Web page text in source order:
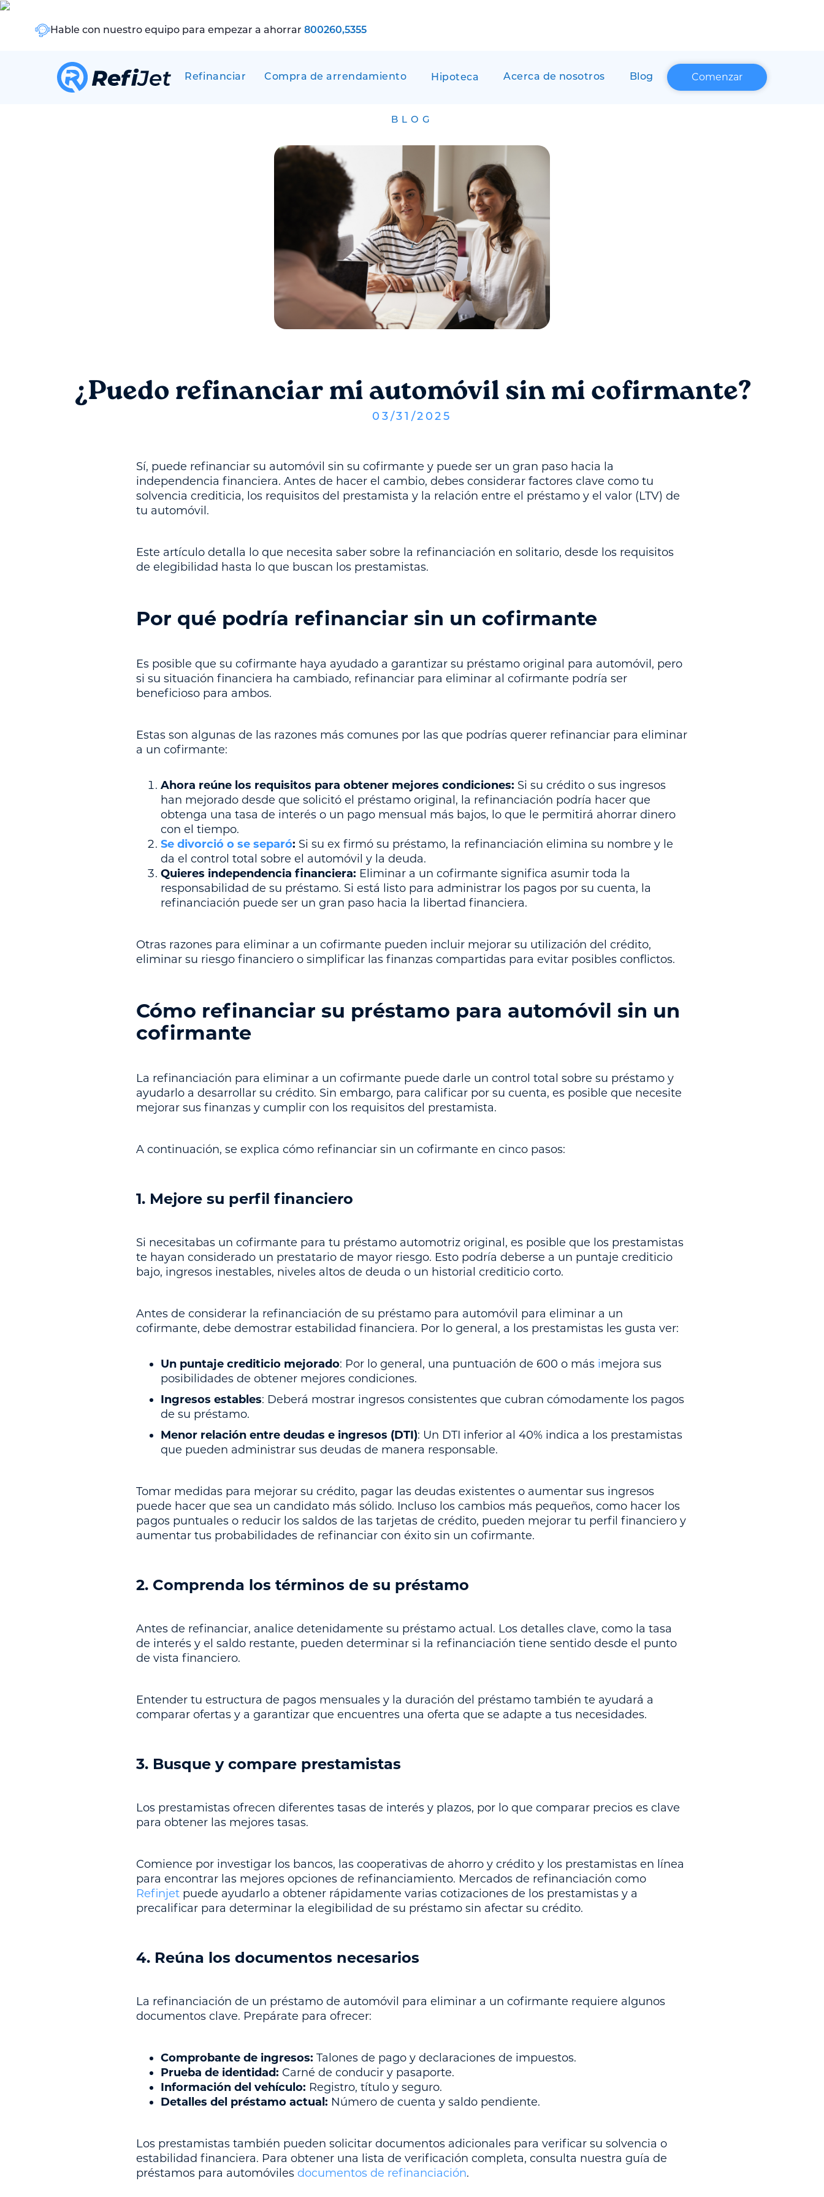
Hable con nuestro equipo para empezar a ahorrar 800260,5355
Refinanciar Compra de arrendamiento Hipoteca Acerca de nosotros Blog Comenzar
BLOG
¿Puedo refinanciar mi automóvil sin mi cofirmante?
03 /31 /2025
Sí, puede refinanciar su automóvil sin su cofirmante y puede ser un gran paso hacia la
independencia financiera. Antes de hacer el cambio, debes considerar factores clave como tu
solvencia crediticia, los requisitos del prestamista y la relación entre el préstamo y el valor (LTV) de
tu automóvil.
Este artículo detalla lo que necesita saber sobre la refinanciación en solitario, desde los requisitos
de elegibilidad hasta lo que buscan los prestamistas.
Por qué podría refinanciar sin un cofirmante
Es posible que su cofirmante haya ayudado a garantizar su préstamo original para automóvil, pero
si su situación financiera ha cambiado, refinanciar para eliminar al cofirmante podría ser
beneficioso para ambos.
Estas son algunas de las razones más comunes por las que podrías querer refinanciar para eliminar
a un cofirmante:
Ahora reúne los requisitos para obtener mejores condiciones: Si su crédito o sus ingresos
han mejorado desde que solicitó el préstamo original, la refinanciación podría hacer que
obtenga una tasa de interés o un pago mensual más bajos, lo que le permitirá ahorrar dinero
con el tiempo.
Se divorció o se separó: Si su ex firmó su préstamo, la refinanciación elimina su nombre y le
da el control total sobre el automóvil y la deuda.
Quieres independencia financiera: Eliminar a un cofirmante significa asumir toda la
responsabilidad de su préstamo. Si está listo para administrar los pagos por su cuenta, la
refinanciación puede ser un gran paso hacia la libertad financiera.
Otras razones para eliminar a un cofirmante pueden incluir mejorar su utilización del crédito,
eliminar su riesgo financiero o simplificar las finanzas compartidas para evitar posibles conflictos.
Cómo refinanciar su préstamo para automóvil sin un
cofirmante
La refinanciación para eliminar a un cofirmante puede darle un control total sobre su préstamo y
ayudarlo a desarrollar su crédito. Sin embargo, para calificar por su cuenta, es posible que necesite
mejorar sus finanzas y cumplir con los requisitos del prestamista.
A continuación, se explica cómo refinanciar sin un cofirmante en cinco pasos:
1. Mejore su perfil financiero
Si necesitabas un cofirmante para tu préstamo automotriz original, es posible que los prestamistas
te hayan considerado un prestatario de mayor riesgo. Esto podría deberse a un puntaje crediticio
bajo, ingresos inestables, niveles altos de deuda o un historial crediticio corto.
Antes de considerar la refinanciación de su préstamo para automóvil para eliminar a un
cofirmante, debe demostrar estabilidad financiera. Por lo general, a los prestamistas les gusta ver:
Un puntaje crediticio mejorado: Por lo general, una puntuación de 600 o más imejora sus
posibilidades de obtener mejores condiciones.
Ingresos estables: Deberá mostrar ingresos consistentes que cubran cómodamente los pagos
de su préstamo.
Menor relación entre deudas e ingresos (DTI): Un DTI inferior al 40% indica a los prestamistas
que pueden administrar sus deudas de manera responsable.
Tomar medidas para mejorar su crédito, pagar las deudas existentes o aumentar sus ingresos
puede hacer que sea un candidato más sólido. Incluso los cambios más pequeños, como hacer los
pagos puntuales o reducir los saldos de las tarjetas de crédito, pueden mejorar tu perfil financiero y
aumentar tus probabilidades de refinanciar con éxito sin un cofirmante.
2. Comprenda los términos de su préstamo
Antes de refinanciar, analice detenidamente su préstamo actual. Los detalles clave, como la tasa
de interés y el saldo restante, pueden determinar si la refinanciación tiene sentido desde el punto
de vista financiero.
Entender tu estructura de pagos mensuales y la duración del préstamo también te ayudará a
comparar ofertas y a garantizar que encuentres una oferta que se adapte a tus necesidades.
3. Busque y compare prestamistas
Los prestamistas ofrecen diferentes tasas de interés y plazos, por lo que comparar precios es clave
para obtener las mejores tasas.
Comience por investigar los bancos, las cooperativas de ahorro y crédito y los prestamistas en línea
para encontrar las mejores opciones de refinanciamiento. Mercados de refinanciación como
Refinjet puede ayudarlo a obtener rápidamente varias cotizaciones de los prestamistas y a
precalificar para determinar la elegibilidad de su préstamo sin afectar su crédito.
4. Reúna los documentos necesarios
La refinanciación de un préstamo de automóvil para eliminar a un cofirmante requiere algunos
documentos clave. Prepárate para ofrecer:
Comprobante de ingresos: Talones de pago y declaraciones de impuestos.
Prueba de identidad: Carné de conducir y pasaporte.
Información del vehículo: Registro, título y seguro.
Detalles del préstamo actual: Número de cuenta y saldo pendiente.
Los prestamistas también pueden solicitar documentos adicionales para verificar su solvencia o
estabilidad financiera. Para obtener una lista de verificación completa, consulta nuestra guía de
préstamos para automóviles documentos de refinanciación.